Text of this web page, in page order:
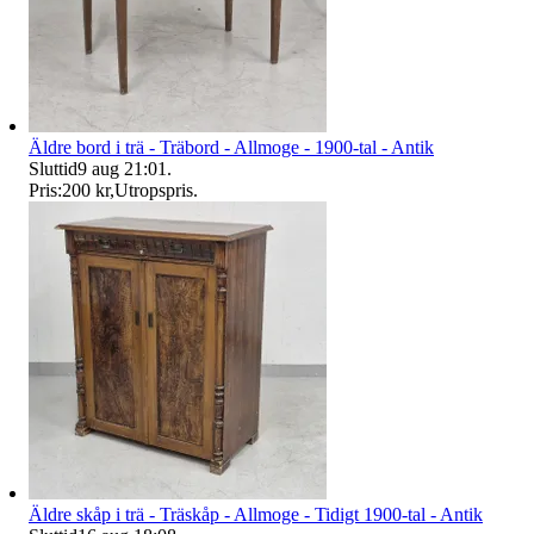
Äldre bord i trä - Träbord - Allmoge - 1900-tal - Antik
Sluttid9 aug 21:01 .
Pris:200 kr,Utropspris.
Äldre skåp i trä - Träskåp - Allmoge - Tidigt 1900-tal - Antik